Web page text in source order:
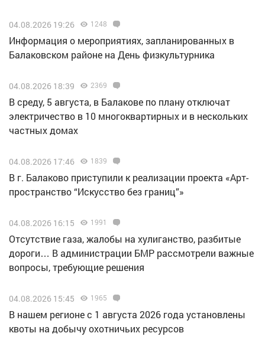
04.08.2026 19:26 1248
Информация о мероприятиях, запланированных в
Балаковском районе на День физкультурника
04.08.2026 18:39 2369
В среду, 5 августа, в Балакове по плану отключат
электричество в 10 многоквартирных и в нескольких
частных домах
04.08.2026 17:46 1839
В г. Балаково приступили к реализации проекта «Арт-
пространство “Искусство без границ”»
04.08.2026 16:15 1991
Отсутствие газа, жалобы на хулиганство, разбитые
дороги… В администрации БМР рассмотрели важные
вопросы, требующие решения
04.08.2026 15:45 1965
В нашем регионе с 1 августа 2026 года установлены
квоты на добычу охотничьих ресурсов